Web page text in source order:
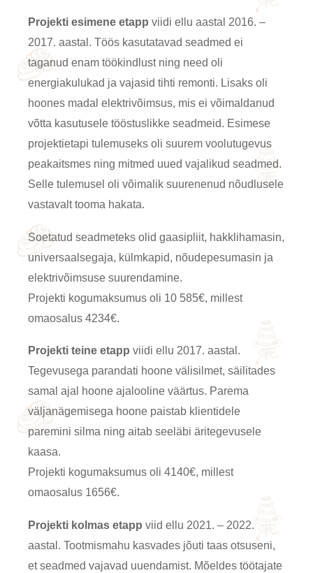
Projekti esimene etapp viidi ellu aastal 2016. –
2017. aastal. Töös kasutatavad seadmed ei
taganud enam töökindlust ning need oli
energiakulukad ja vajasid tihti remonti. Lisaks oli
hoones madal elektrivõimsus, mis ei võimaldanud
võtta kasutusele tööstuslikke seadmeid. Esimese
projektietapi tulemuseks oli suurem voolutugevus
peakaitsmes ning mitmed uued vajalikud seadmed.
Selle tulemusel oli võimalik suurenenud nõudlusele
vastavalt tooma hakata.
Soetatud seadmeteks olid gaasipliit, hakklihamasin,
universaalsegaja, külmkapid, nõudepesumasin ja
elektrivõimsuse suurendamine.
Projekti kogumaksumus oli 10 585€, millest
omaosalus 4234€.
Projekti teine etapp viidi ellu 2017. aastal.
Tegevusega parandati hoone välisilmet, säilitades
samal ajal hoone ajalooline väärtus. Parema
väljanägemisega hoone paistab klientidele
paremini silma ning aitab seeläbi äritegevusele
kaasa.
Projekti kogumaksumus oli 4140€, millest
omaosalus 1656€.
Projekti kolmas etapp viid ellu 2021. – 2022.
aastal. Tootmismahu kasvades jõuti taas otsuseni,
et seadmed vajavad uuendamist. Mõeldes töötajate